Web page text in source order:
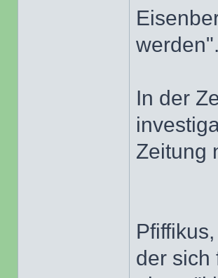
werden".
In der
Zeitung
Pfiffikus,
der sich